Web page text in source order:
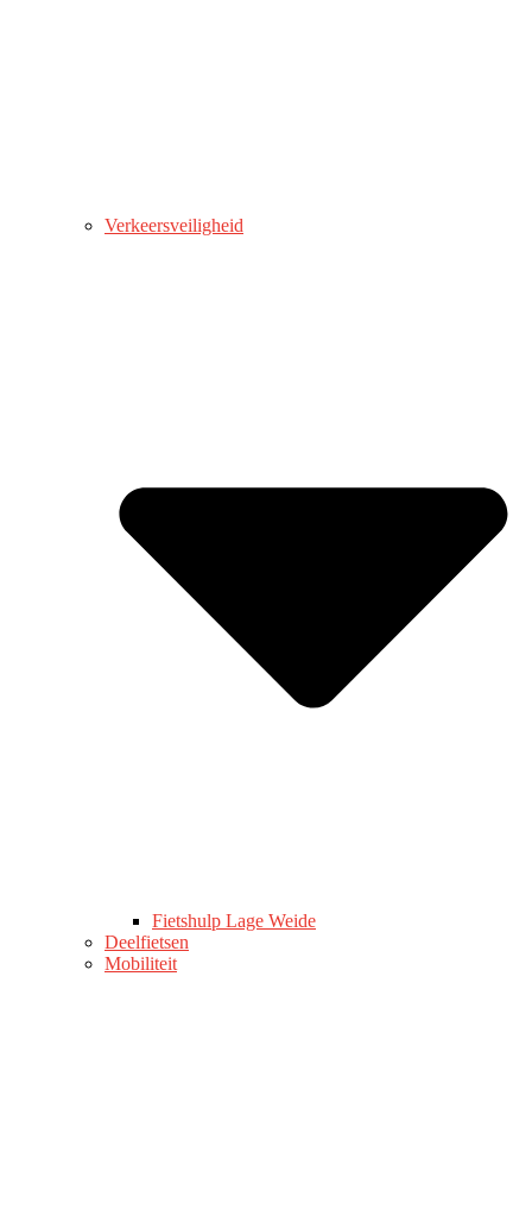
Verkeersveiligheid
Fietshulp Lage Weide
Deelfietsen
Mobiliteit